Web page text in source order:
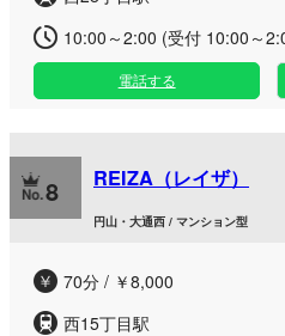
10:00～2:00 (受付 10:00～
電話する
8 REIZA（レイザ）
円山・大通西 / マンション型
70分 / ￥8,000
西15丁目駅